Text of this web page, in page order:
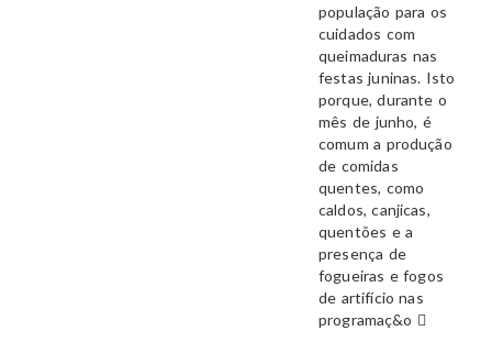
população para os
cuidados com
queimaduras nas
festas juninas. Isto
porque, durante o
mês de junho, é
comum a produção
de comidas
quentes, como
caldos, canjicas,
quentões e a
presença de
fogueiras e fogos
de artifício nas
programaç&o